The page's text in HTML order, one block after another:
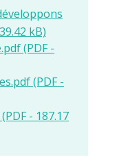
kB)
(PDF -
(PDF -
- 187.17